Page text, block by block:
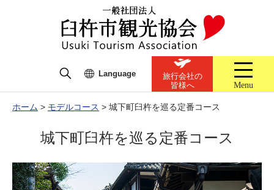
Language
旅行会社の
皆様へ
Menu
ホーム > モデルコース > 城下町臼杵を巡る定番コース
城下町臼杵を巡る定番コース